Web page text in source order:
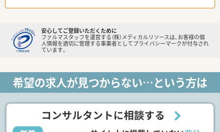
安心してご登録いただくために
ファルマスタッフを運営する（株）メディカルリソースは、お客様の個
人情報を適切に管理する事業者としてプライバシーマークが付与され
ています。
希望の求人が見つからない…という方は
コンサルタントに相談する